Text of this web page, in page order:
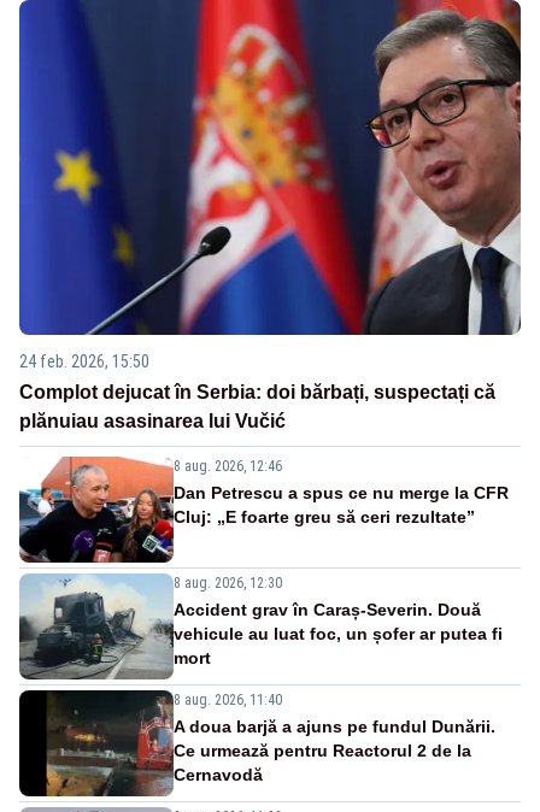
24 feb. 2026, 15:50
Complot dejucat în Serbia: doi bărbați, suspectați că
plănuiau asasinarea lui Vučić
8 aug. 2026, 12:46
Dan Petrescu a spus ce nu merge la CFR
Cluj: „E foarte greu să ceri rezultate”
8 aug. 2026, 12:30
Accident grav în Caraș-Severin. Două
vehicule au luat foc, un șofer ar putea fi
mort
8 aug. 2026, 11:40
A doua barjă a ajuns pe fundul Dunării.
Ce urmează pentru Reactorul 2 de la
Cernavodă